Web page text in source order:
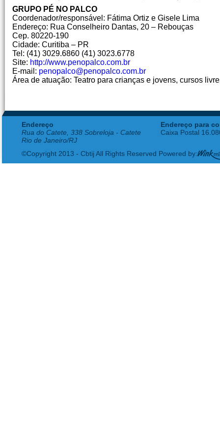
GRUPO PÉ NO PALCO
Coordenador/responsável: Fátima Ortiz e Gisele Lima
Endereço: Rua Conselheiro Dantas, 20 – Rebouças
Cep. 80220-190
Cidade: Curitiba – PR
Tel: (41) 3029.6860 (41) 3023.6778
Site: http://www.penopalco.com.br
E-mail: penopalco@penopalco.com.br
Área de atuação: Teatro para crianças e jovens, cursos
Endereço
Rua do Catete, 338 Sobreloja - Catete
Rio de Janeiro/RJ
Endereço para
Caixa Postal
©Copyright 2013 - Cbtij All Rights Reserved Powered by: